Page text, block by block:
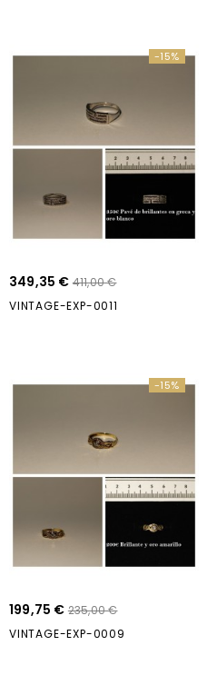
-15%
349,35 € 411,00 €
VINTAGE-EXP-0011
-15%
199,75 € 235,00 €
VINTAGE-EXP-0009